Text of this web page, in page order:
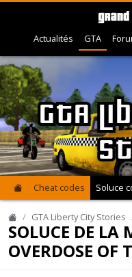
Actualités GTA
GTA
Cheat codes Soluce
GTA Liberty City Stories
SOLUCE DE LA
OVERDOSE OF